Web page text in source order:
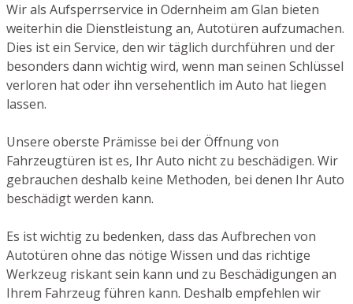
Wir als Aufsperrservice in Odernheim am Glan bieten
weiterhin die Dienstleistung an, Autotüren aufzumachen.
Dies ist ein Service, den wir täglich durchführen und der
besonders dann wichtig wird, wenn man seinen Schlüssel
verloren hat oder ihn versehentlich im Auto hat liegen
lassen.
Unsere oberste Prämisse bei der Öffnung von
Fahrzeugtüren ist es, Ihr Auto nicht zu beschädigen. Wir
gebrauchen deshalb keine Methoden, bei denen Ihr Auto
beschädigt werden kann.
Es ist wichtig zu bedenken, dass das Aufbrechen von
Autotüren ohne das nötige Wissen und das richtige
Werkzeug riskant sein kann und zu Beschädigungen an
Ihrem Fahrzeug führen kann. Deshalb empfehlen wir